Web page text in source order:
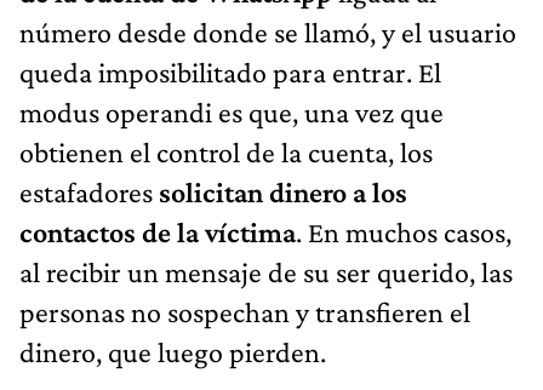
número desde donde se llamó, y el usuario
queda imposibilitado para entrar. El
modus operandi es que, una vez que
obtienen el control de la cuenta, los
estafadores solicitan dinero a los
contactos de la víctima. En muchos casos,
al recibir un mensaje de su ser querido, las
personas no sospechan y transfieren el
dinero, que luego pierden.